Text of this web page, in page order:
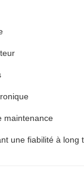
maintenance
une fiabilité à